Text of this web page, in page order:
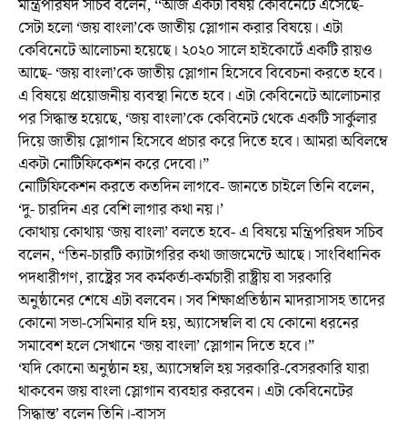
সেটা হলো ‘জয় বাংলা’কে জাতীয় স্লোগান করার বিষয়ে। এটা
কেবিনেটে আলোচনা হয়েছে। ২০২০ সালে হাইকোর্টে একটি রায়ও
আছে- ‘জয় বাংলা’কে জাতীয় স্লোগান হিসেবে বিবেচনা করতে হবে।
এ বিষয়ে প্রয়োজনীয় ব্যবস্থা নিতে হবে। এটা কেবিনেটে আলোচনার
পর সিদ্ধান্ত হয়েছে, ‘জয় বাংলা’কে কেবিনেট থেকে একটি সার্কুলার
দিয়ে জাতীয় স্লোগান হিসেবে প্রচার করে দিতে হবে। আমরা অবিলম্বে
একটা নোটিফিকেশন করে দেবো।”
নোটিফিকেশন করতে কতদিন লাগবে- জানতে চাইলে তিনি বলেন,
‘দু- চারদিন এর বেশি লাগার কথা নয়।’
কোথায় কোথায় ‘জয় বাংলা’ বলতে হবে- এ বিষয়ে মন্ত্রিপরিষদ সচিব
বলেন, “তিন-চারটি ক্যাটাগরির কথা জাজমেন্টে আছে। সাংবিধানিক
পদধারীগণ, রাষ্ট্রের সব কর্মকর্তা-কর্মচারী রাষ্ট্রীয় বা সরকারি
অনুষ্ঠানের শেষে এটা বলবেন। সব শিক্ষাপ্রতিষ্ঠান মাদরাসাসহ তাদের
কোনো সভা-সেমিনার যদি হয়, অ্যাসেম্বলি বা যে কোনো ধরনের
সমাবেশ হলে সেখানে ‘জয় বাংলা’ স্লোগান দিতে হবে।”
‘যদি কোনো অনুষ্ঠান হয়, অ্যাসেম্বলি হয় সরকারি-বেসরকারি যারা
থাকবেন জয় বাংলা স্লোগান ব্যবহার করবেন। এটা কেবিনেটের
সিদ্ধান্ত’ বলেন তিনি।-বাসস